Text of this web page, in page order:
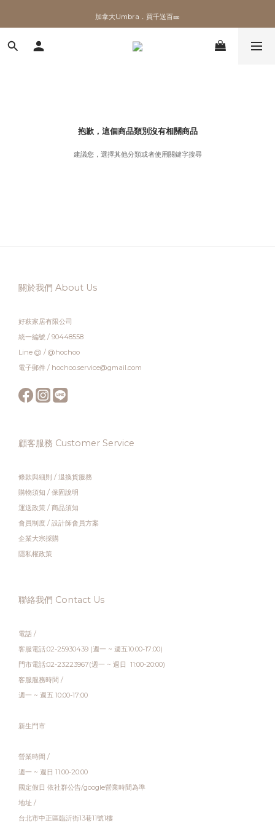
✨加入會員 即領100購物金🎫
加拿大Umbra．買千送百🎫
✨加入會員 即領100購物金🎫
抱歉，這個商品類別沒有相關商品
建議您，選擇其他分類或者使用關鍵字搜尋
關於我們 About Us
好萩家居有限公司
統一編號 / 90448558
Line @ / @hochoo
電子郵件 / hochoo.service@gmail.com
顧客服務 Customer Service
條款與細則 / 退換貨服務
購物須知 / 保固說明
運送政策 / 商品須知
會員制度 / 設計師會員方案
企業大宗採購
隱私權政策
聯絡我們 Contact Us
電話 /
客服電話:02-25930439 (週一 ~ 週五10:00-17:00)
門市電話:02-23223967(週一 ~ 週日 11:00-20:00)
客服服務時間 /
週一 ~ 週五 10:00-17:00
新生門市
營業時間 /
週一 ~ 週日 11:00-20:00
國定假日 依社群公告/google營業時間為準
地址 /
台北市中正區臨沂街13巷11號1樓